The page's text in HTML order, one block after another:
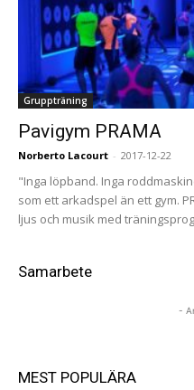
Gruppträning
Pavigym PRAMA
Norberto Lacourt - 2017-12-22
"Inga löpband. Inga
som ett arkadspel än ett gym.
ljus och musik med
Samarbete
-
MEST POPULÄRA